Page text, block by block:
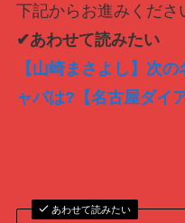
下記からお進みくださ
✔あわせて読みたい
【山崎まさよし】次
ャパは?【名古屋ダイ
あわせて読みたい